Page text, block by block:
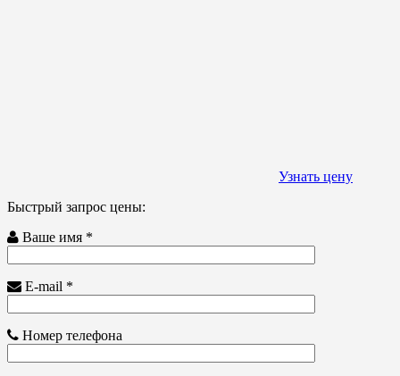
Узнать цену
Быстрый запрос цены:
Ваше имя *
E-mail *
Номер телефона